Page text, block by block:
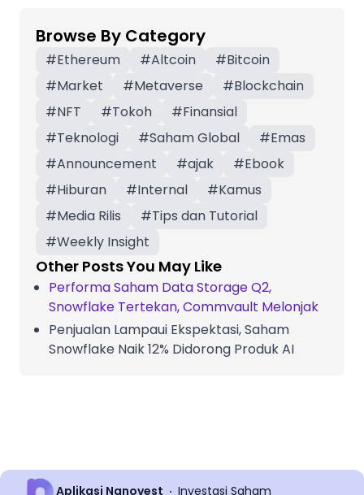
Browse By Category
#Ethereum #Altcoin #Bitcoin
#Market #Metaverse #Blockchain
#NFT #Tokoh #Finansial
#Teknologi #Saham Global #Emas
#Announcement #ajak #Ebook
#Hiburan #Internal #Kamus
#Media Rilis #Tips dan Tutorial
#Weekly Insight
Other Posts You May Like
Performa Saham Data Storage Q2,
Snowflake Tertekan, Commvault Melonjak
Penjualan Lampaui Ekspektasi, Saham
Snowflake Naik 12% Didorong Produk AI
Aplikasi Nanovest Investasi Saham